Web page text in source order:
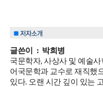
글쓴이 : 박희병
국문학자, 사상사 및 예술
어국문학과 교수로 재직했
있다. 오랜 시간 깊이 있는